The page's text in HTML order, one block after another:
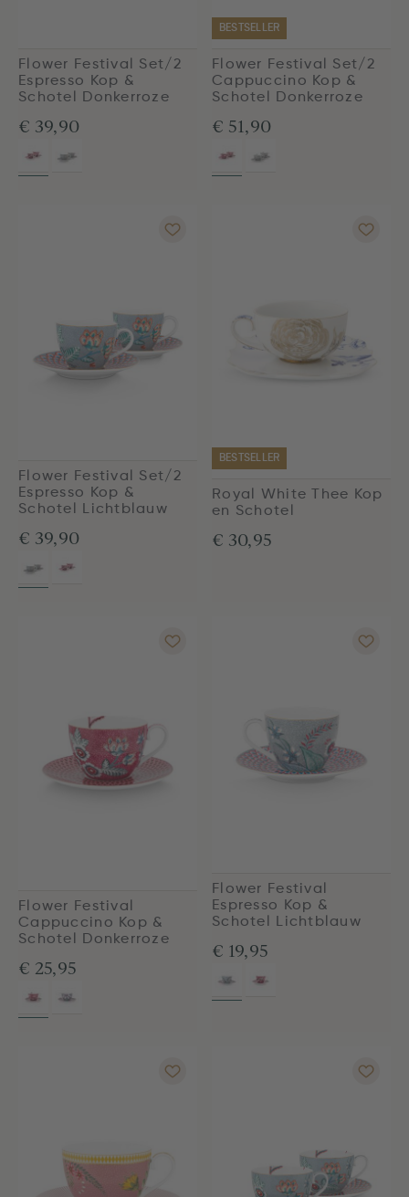
Flower Festival Set/2
Espresso Kop &
Schotel Donkerroze
€ 39,90
BESTSELLER
Flower Festival Set/2
Cappuccino Kop &
Schotel Donkerroze
€ 51,90
Flower Festival Set/2
Espresso Kop &
Schotel Lichtblauw
€ 39,90
BESTSELLER
Royal White Thee Kop
en Schotel
€ 30,95
Flower Festival
Cappuccino Kop &
Schotel Donkerroze
€ 25,95
Flower Festival
Espresso Kop &
Schotel Lichtblauw
€ 19,95